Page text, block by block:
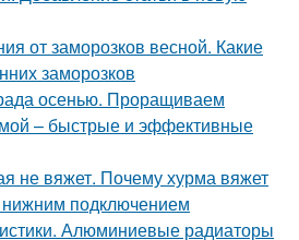
от заморозков весной. Какие
заморозков
осенью. Проращиваем
– быстрые и эффективные
не вяжет. Почему хурма вяжет
подключением
Алюминиевые радиаторы